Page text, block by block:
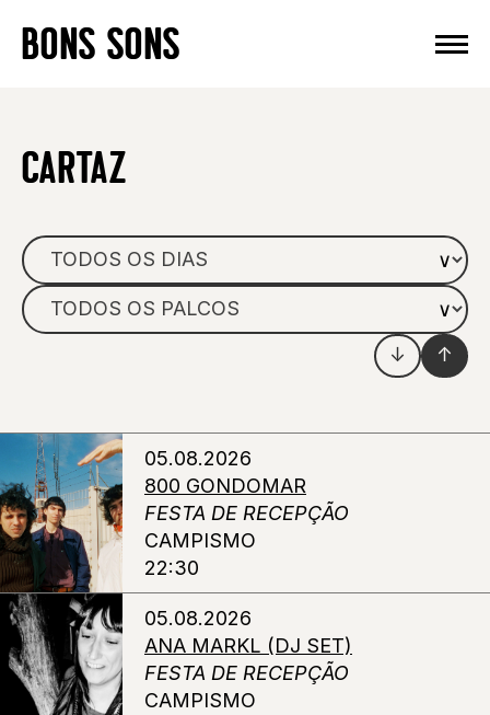
BONS SONS
CARTAZ
↓ ↑
05.08.2026
800 GONDOMAR
FESTA DE RECEPÇÃO
CAMPISMO
22:30
05.08.2026
ANA MARKL (DJ SET)
FESTA DE RECEPÇÃO
CAMPISMO